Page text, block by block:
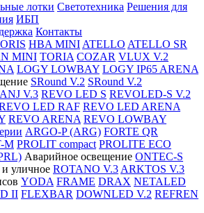
лотки Светотехника Решения для
ИБП
Контакты
HBA MINI ATELLO ATELLO SR
MINI TORIA COZAR VLUX V.2
LOGY LOWBAY LOGY IP65 ARENA
SRound V.2 SRound V.2
V.3 REVO LED S REVOLED-S V.2
LED RAF REVO LED ARENA
REVO ARENA REVO LOWBAY
ARGO-P (ARG) FORTE QR
M PROLIT compact PROLITE ECO
Аварийное освещение ONTEC-S
уличное ROTANO V.3 ARKTOS V.3
YODA FRAME DRAX NETALED
II FLEXBAR DOWNLED V.2 REFREN